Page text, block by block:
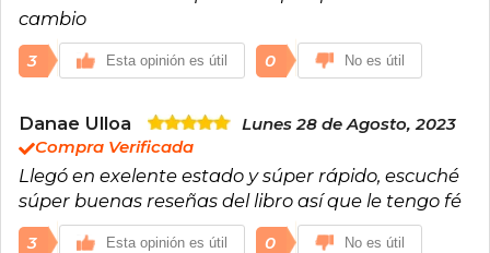
cambio
3 Esta opinión es útil 0 No es útil
Danae Ulloa
Lunes 28 de Agosto, 2023
Compra Verificada
Llegó en exelente estado y súper rápido, escuché
súper buenas reseñas del libro así que le tengo fé
3 Esta opinión es útil 0 No es útil